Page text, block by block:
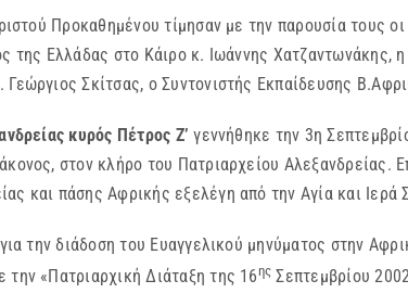
Προκαθημένου τίμησαν με την παρουσία τους
της Ελλάδας στο Κάιρο κ. Ιωάννης
Σκίτσας, ο Συντονιστής Εκπαίδευσης
κυρός Πέτρος Ζ’γεννήθηκε την 3η
στον κλήρο του Πατριαρχείου
και πάσης Αφρικής εξελέγη από την Αγία και
την διάδοση του Ευαγγελικού μηνύματος στην
«Πατριαρχική Διάταξη της 16 ης Σεπτεμβρίου